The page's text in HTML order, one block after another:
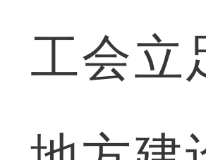
工会立